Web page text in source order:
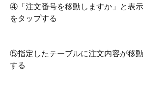
④「注文番号を移動しますか」と表示
をタップする
⑤指定したテーブルに注文内容が移
する